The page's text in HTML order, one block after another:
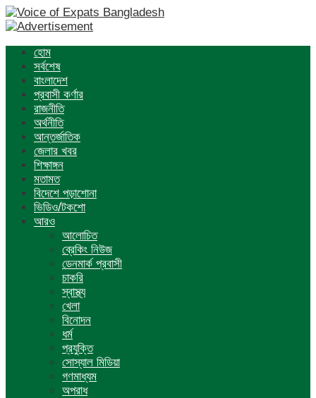
হোম
সর্বশেষ
বাংলাদেশ
প্রবাসী কর্ণার
রাজনীতি
অর্থনীতি
আন্তর্জাতিক
জেলার খবর
শিক্ষাঙ্গন
মতামত
বিদেশে পড়াশোনা
ভিডিও/টকশো
আরও
আলোচিত
ব্রেকিং নিউজ
ডেনমার্ক প্রবাসী
চাকরি
স্বাস্থ্য
খেলা
বিনোদন
ধর্ম
প্রযুক্তি
সোস্যাল মিডিয়া
গণমাধ্যম
অপরাধ